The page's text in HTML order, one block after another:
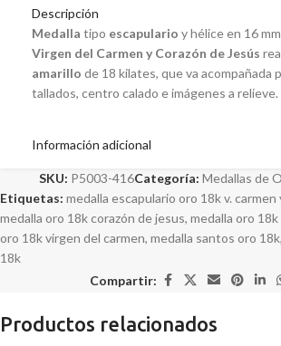
Descripción
Medalla tipo escapulario y hélice en 16
Virgen del Carmen y Corazón de Jesús
amarillo de 18 kilates, que va acompañada
tallados, centro calado e imágenes a relieve.
Información adicional
SKU: P5003-416Categoría: Medallas de
Etiquetas: medalla escapulario oro 18k v.
medalla oro 18k corazón de jesus, medalla oro
oro 18k virgen del carmen, medalla santos oro 18k,
18k
Compartir:
Productos relacionados